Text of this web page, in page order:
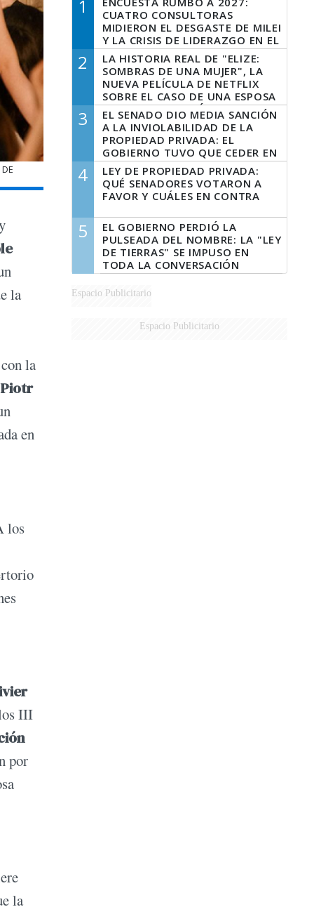
la
la
en
los
III
por
la
1
CUATRO CONSULTORAS
MIDIERON EL DESGASTE DE MILEI
Y LA CRISIS DE LIDERAZGO EN EL
PERONISMO
2
LA HISTORIA REAL DE "ELIZE:
SOMBRAS DE UNA MUJER", LA
NUEVA PELÍCULA DE NETFLIX
SOBRE EL CASO DE UNA ESPOSA
QUE DESCUARTIZÓ A SU
MARIDO
3
EL SENADO DIO MEDIA SANCIÓN
A LA INVIOLABILIDAD DE LA
PROPIEDAD PRIVADA: EL
GOBIERNO TUVO QUE CEDER EN
LA LEY DEL MANEJO DEL FUEGO
4
LEY DE PROPIEDAD PRIVADA:
QUÉ SENADORES VOTARON A
FAVOR Y CUÁLES EN CONTRA
5
EL GOBIERNO PERDIÓ LA
PULSEADA DEL NOMBRE: LA "LEY
DE TIERRAS" SE IMPUSO EN
TODA LA CONVERSACIÓN
DIGITAL
Espacio Publicitario
Espacio Publicitario